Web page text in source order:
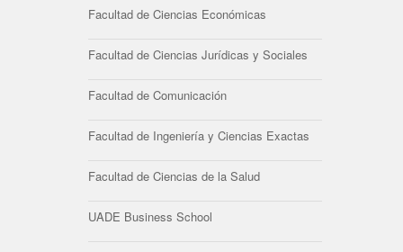
Facultad de Ciencias Económicas
Facultad de Ciencias Jurídicas y Sociales
Facultad de Comunicación
Facultad de Ingeniería y Ciencias Exactas
Facultad de Ciencias de la Salud
UADE Business School